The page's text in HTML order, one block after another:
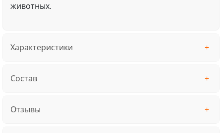
животных.
Характеристики
Состав
Отзывы